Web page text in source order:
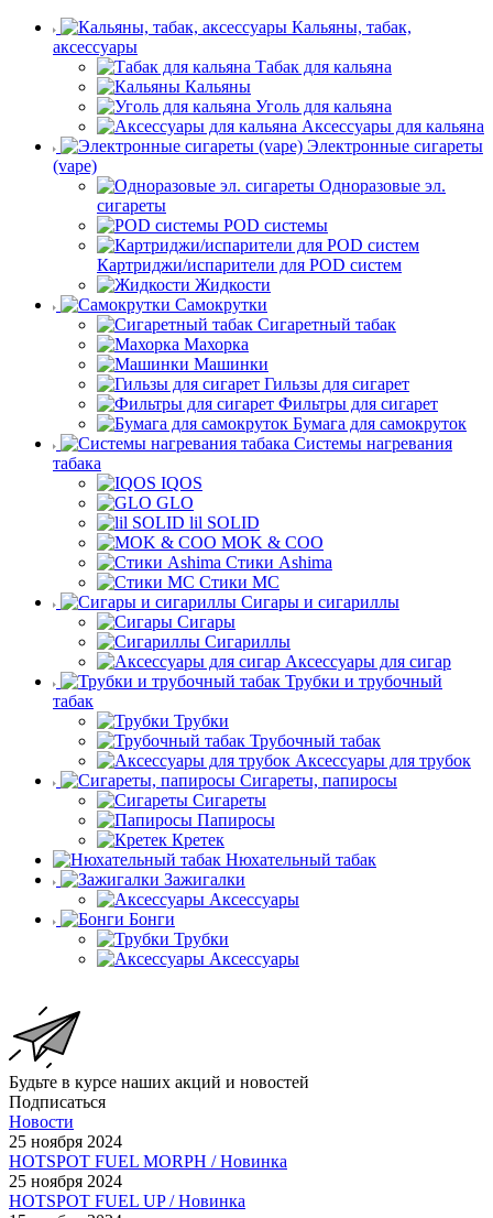
Кальяны, табак,
аксессуары
Табак для кальяна
Кальяны
Уголь для кальяна
Аксессуары для кальяна
Электронные сигареты
(vape)
Одноразовые эл.
сигареты
POD системы
Картриджи/испарители для POD систем
Жидкости
Самокрутки
Сигаретный табак
Махорка
Машинки
Гильзы для сигарет
Фильтры для сигарет
Бумага для самокруток
Системы нагревания
табака
IQOS
GLO
lil SOLID
MOK & COO
Стики Ashima
Стики MC
Сигары и сигариллы
Сигары
Сигариллы
Аксессуары для сигар
Трубки и трубочный
табак
Трубки
Трубочный табак
Аксессуары для трубок
Сигареты, папиросы
Сигареты
Папиросы
Кретек
Нюхательный табак
Зажигалки
Аксессуары
Бонги
Трубки
Аксессуары
Будьте в курсе наших акций и новостей
Подписаться
Новости
25 ноября 2024
HOTSPOT FUEL MORPH / Новинка
25 ноября 2024
HOTSPOT FUEL UP / Новинка